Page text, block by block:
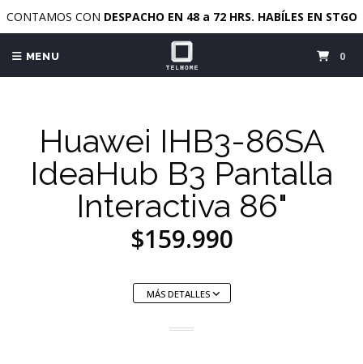
CONTAMOS CON DESPACHO EN 48 a 72 HRS. HABÍLES EN STGO
MENU 0
Huawei IHB3-86SA
IdeaHub B3 Pantalla
Interactiva 86"
$159.990
MÁS DETALLES